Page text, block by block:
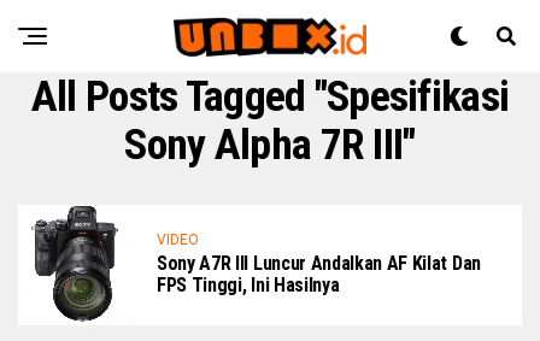
All Posts Tagged "spesifikasi
Sony Alpha 7R III"
VIDEO
Sony A7R III Luncur Andalkan AF Kilat Dan
FPS Tinggi, Ini Hasilnya